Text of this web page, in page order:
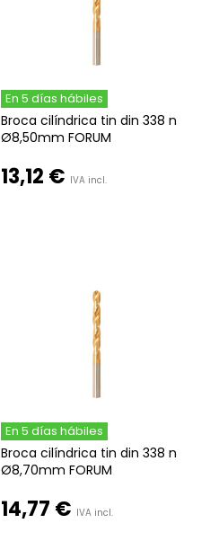
En 5 días hábiles
Broca cilíndrica tin din 338 n
Ø8,50mm FORUM
13,12 € IVA incl.
En 5 días hábiles
Broca cilíndrica tin din 338 n
Ø8,70mm FORUM
14,77 € IVA incl.